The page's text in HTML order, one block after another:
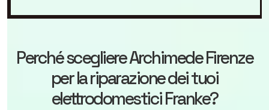
Perché scegliereArchimede Firenze
per la riparazione dei tuoi
elettrodomestici Franke?